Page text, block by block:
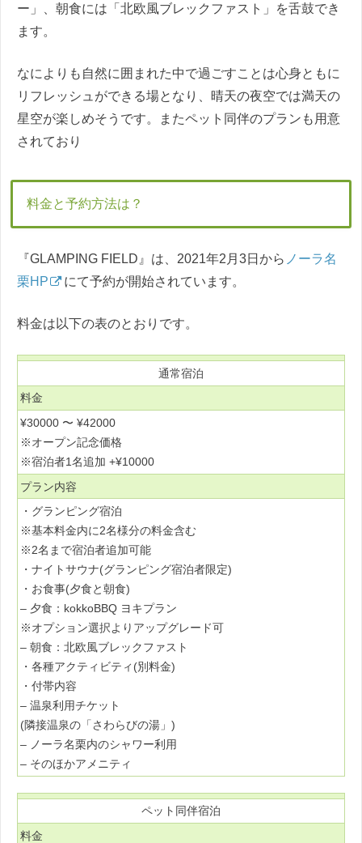
ー」、朝食には「北欧風ブレックファスト」を舌鼓でき
ます。
なによりも自然に囲まれた中で過ごすことは心身ともに
リフレッシュができる場となり、晴天の夜空では満天の
星空が楽しめそうです。またペット同伴のプランも用意
されており
料金と予約方法は？
『GLAMPING FIELD』は、2021年2月3日から ノーラ名
栗HP
にて予約が開始されています。
料金は以下の表のとおりです。
通常宿泊
料金
¥30000 〜 ¥42000
※オープン記念価格
※宿泊者1名追加 +¥10000
プラン内容
・グランピング宿泊
※基本料金内に2名様分の料金含む
※2名まで宿泊者追加可能
・ナイトサウナ(グランピング宿泊者限定)
・お食事(夕食と朝食)
– 夕食：kokkoBBQ ヨキプラン
※オプション選択よりアップグレード可
– 朝食：北欧風ブレックファスト
・各種アクティビティ(別料金)
・付帯内容
– 温泉利用チケット
(隣接温泉の「さわらびの湯」)
– ノーラ名栗内のシャワー利用
– そのほかアメニティ
ペット同伴宿泊
料金